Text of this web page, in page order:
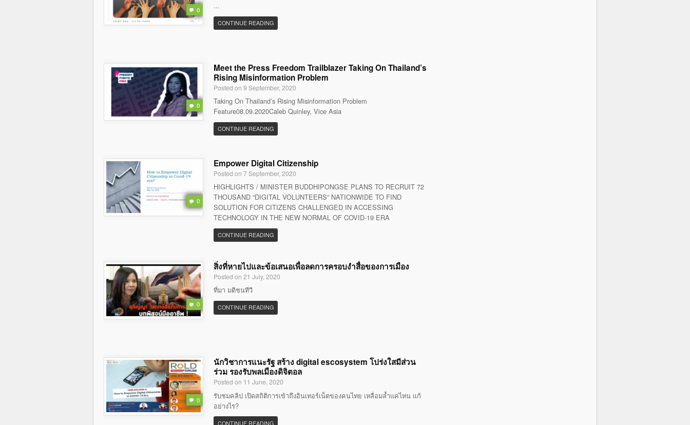
0 ...
CONTINUE READING
0
Meet the Press Freedom Trailblazer Taking On Thailand’s
Rising Misinformation Problem
Posted on 9 September, 2020
Taking On Thailand’s Rising Misinformation Problem
Feature08.09.2020Caleb Quinley, Vice Asia
CONTINUE READING
0
Empower Digital Citizenship
Posted on 7 September, 2020
HIGHLIGHTS / MINISTER BUDDHIPONGSE PLANS TO RECRUIT 72
THOUSAND “DIGITAL VOLUNTEERS” NATIONWIDE TO FIND
SOLUTION FOR CITIZENS CHALLENGED IN ACCESSING
TECHNOLOGY IN THE NEW NORMAL OF COVID-19 ERA
CONTINUE READING
0
สิ่งที่หายไปและข้อเสนอเพื่อลดการครอบงำสื่อของการเมือง
Posted on 21 July, 2020
ที่มา มติชนทีวี
CONTINUE READING
0
นักวิชาการแนะรัฐ สร้าง digital escosystem โปร่งใสมีส่วน
ร่วม รองรับพลเมืองดิจิตอล
Posted on 11 June, 2020
รับชมคลิป เปิดสถิติการเข้าถึงอินเทอร์เน็ตของคนไทย เหลื่อมล้ำแค่ไหน แก้
อย่างไร?
CONTINUE READING